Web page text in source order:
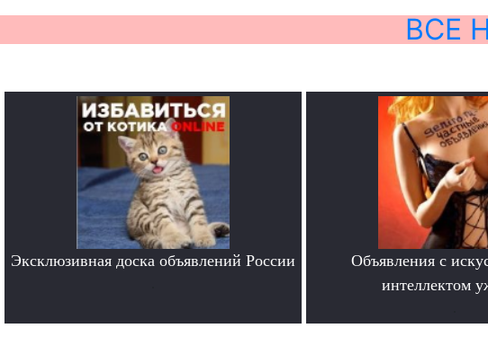
ВСЕ
Эксклюзивная доска объявлений России
Объявления с
интеллектом